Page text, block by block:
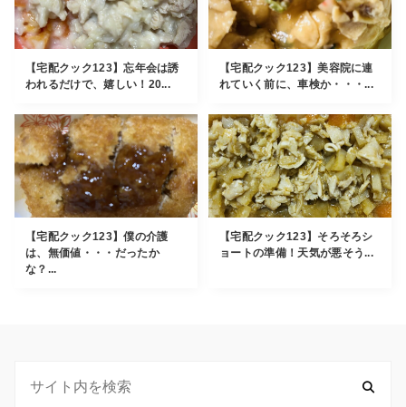
【宅配クック123】忘年会は誘
われるだけで、嬉しい！20...
【宅配クック123】美容院に連
れていく前に、車検か・・・...
【宅配クック123】僕の介護
は、無価値・・・だったか
な？...
【宅配クック123】そろそろシ
ョートの準備！天気が悪そう...